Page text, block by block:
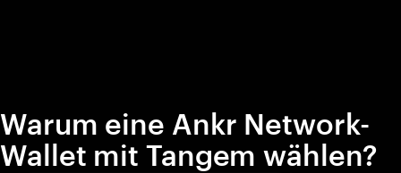
Warum eine Ankr Network-
Wallet mit Tangem wählen?